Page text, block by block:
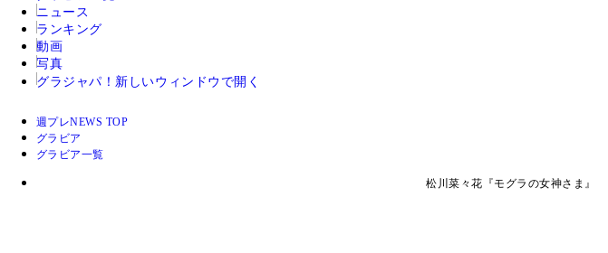
ニュース
ランキング
動画
写真
グラジャパ！ 新しいウィンドウで開く
週プレNEWS TOP
グラビア
グラビア一覧
松川菜々花『モグラの女神さま』